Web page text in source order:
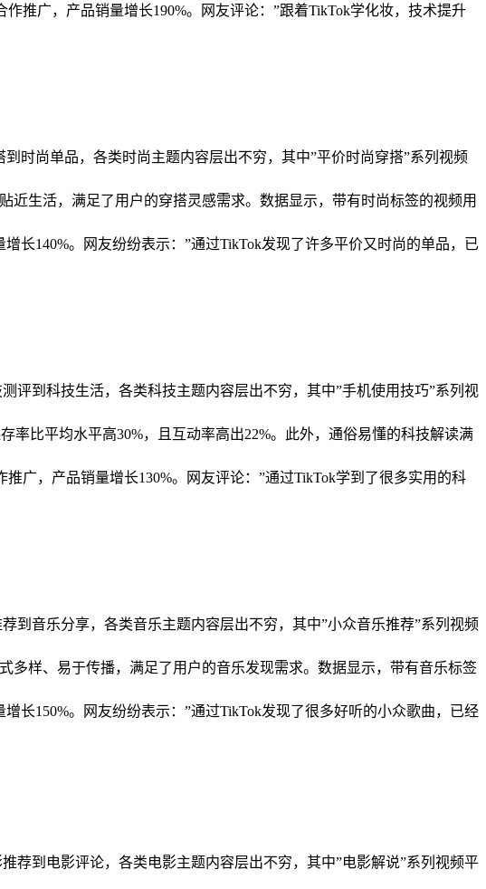
推广，产品销量增长190%。网友评论：”跟着TikTok学化妆，技术提升
时尚单品，各类时尚主题内容层出不穷，其中”平价时尚穿搭”系列视频
生活，满足了用户的穿搭灵感需求。数据显示，带有时尚标签的视频用
长140%。网友纷纷表示：”通过TikTok发现了许多平价又时尚的单品，已
评到科技生活，各类科技主题内容层出不穷，其中”手机使用技巧”系列视
比平均水平高30%，且互动率高出22%。此外，通俗易懂的科技解读满
广，产品销量增长130%。网友评论：”通过TikTok学到了很多实用的科
到音乐分享，各类音乐主题内容层出不穷，其中”小众音乐推荐”系列视频
多样、易于传播，满足了用户的音乐发现需求。数据显示，带有音乐标签
长150%。网友纷纷表示：”通过TikTok发现了很多好听的小众歌曲，已经
荐到电影评论，各类电影主题内容层出不穷，其中”电影解说”系列视频平